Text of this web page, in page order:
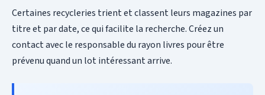
Certaines recycleries trient et classent leurs magazines par
titre et par date, ce qui facilite la recherche. Créez un
contact avec le responsable du rayon livres pour être
prévenu quand un lot intéressant arrive.